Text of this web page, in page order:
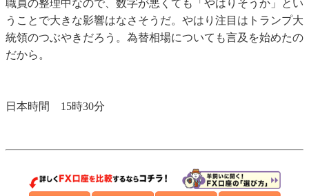
職員の整理中なので、数字が悪くても「やはりそうか」とい
うことで大きな影響はなさそうだ。やはり注目はトランプ大
統領のつぶやきだろう。為替相場についても言及を始めたの
だから。
日本時間 15時30分